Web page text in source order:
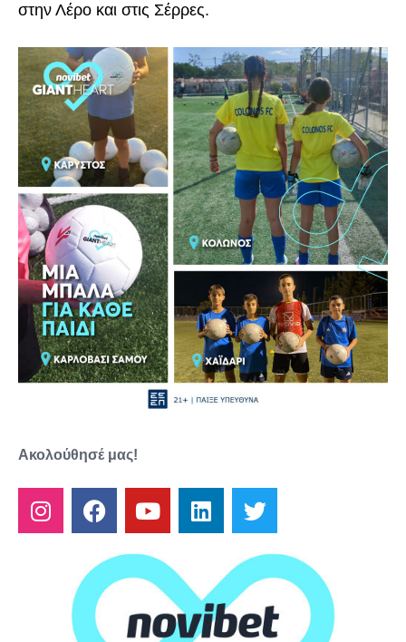
στην Λέρο και στις Σέρρες.
Ακολούθησέ μας!